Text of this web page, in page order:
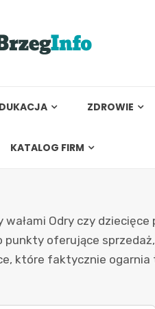
ZDROWIE
KATALOG FIRM
Odry czy
oferujące
które faktycznie